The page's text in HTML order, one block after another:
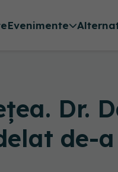
Evenimente
Dr.
de-